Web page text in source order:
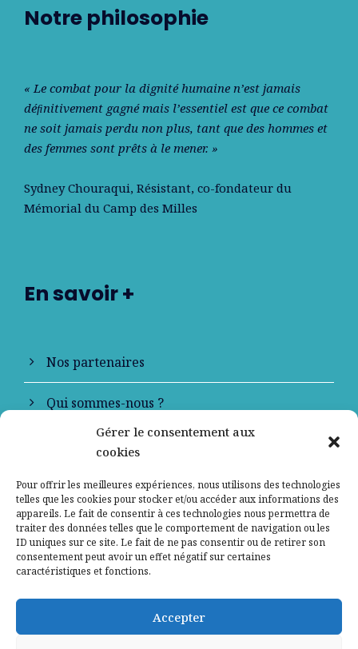
Gérer le consentement aux
cookies
Pour offrir les meilleures expériences, nous utilisons des technologies
telles que les cookies pour stocker et/ou accéder aux informations des
appareils. Le fait de consentir à ces technologies nous permettra de
traiter des données telles que le comportement de navigation ou les
ID uniques sur ce site. Le fait de ne pas consentir ou de retirer son
consentement peut avoir un effet négatif sur certaines
caractéristiques et fonctions.
Accepter
Notre philosophie
« Le combat pour la dignité humaine n’est jamais
déﬁnitivement gagné mais l’essentiel est que ce combat
ne soit jamais perdu non plus, tant que des hommes et
des femmes sont prêts à le mener. »
Sydney Chouraqui, Résistant, co-fondateur du
Mémorial du Camp des Milles
En savoir +
Nos partenaires
Qui sommes-nous ?
Contactez-nous
Mentions légales
Politique de confidentialité